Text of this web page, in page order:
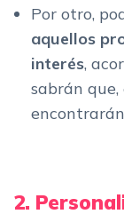
Por otro,
aquellos
interés,
sabrán
2.